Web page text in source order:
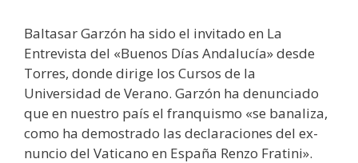
Baltasar Garzón ha sido el invitado en La
Entrevista del «Buenos Días Andalucía» desde
Torres, donde dirige los Cursos de la
Universidad de Verano. Garzón ha denunciado
que en nuestro país el franquismo «se banaliza,
como ha demostrado las declaraciones del ex-
nuncio del Vaticano en España Renzo Fratini».